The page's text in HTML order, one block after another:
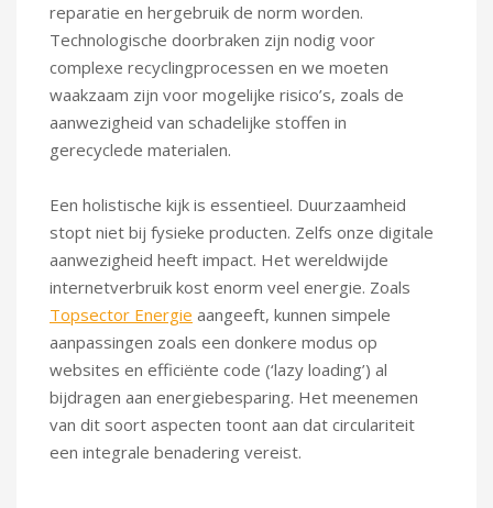
reparatie en hergebruik de norm worden.
Technologische doorbraken zijn nodig voor
complexe recyclingprocessen en we moeten
waakzaam zijn voor mogelijke risico’s, zoals de
aanwezigheid van schadelijke stoffen in
gerecyclede materialen.
Een holistische kijk is essentieel. Duurzaamheid
stopt niet bij fysieke producten. Zelfs onze digitale
aanwezigheid heeft impact. Het wereldwijde
internetverbruik kost enorm veel energie. Zoals
Topsector Energie aangeeft, kunnen simpele
aanpassingen zoals een donkere modus op
websites en efficiënte code (‘lazy loading’) al
bijdragen aan energiebesparing. Het meenemen
van dit soort aspecten toont aan dat circulariteit
een integrale benadering vereist.